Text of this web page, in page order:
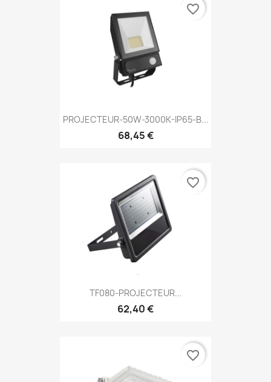
PROJECTEUR-50W-3000K-IP65-B...
68,45 €
favorite_border
TF080-PROJECTEUR...
62,40 €
favorite_border
favorite_border